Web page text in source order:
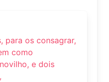
para os consagrar,
como
e dois